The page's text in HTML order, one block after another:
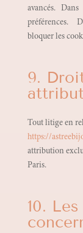
avancés.
préférences.
bloquer les
9.
Tout litige en
https://
attribution
Paris.
10.